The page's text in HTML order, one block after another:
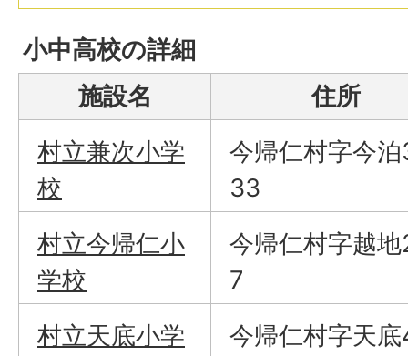
小中高校の詳細
施設名
住所
村立兼次小学
校
今帰仁村字今
33
村立今帰仁小
学校
今帰仁村字越
7
村立天底小学
今帰仁村字天